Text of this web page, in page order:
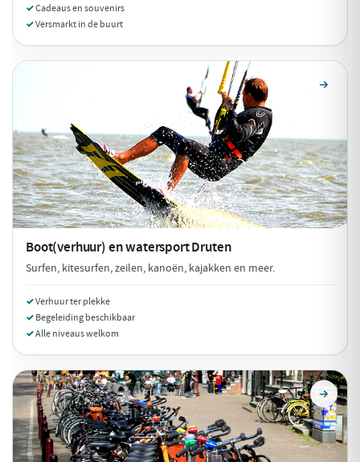
Cadeaus en souvenirs
Versmarkt in de buurt
Boot(verhuur) en watersportDruten
Surfen, kitesurfen, zeilen, kanoën, kajakken en meer.
Verhuur ter plekke
Begeleiding beschikbaar
Alle niveaus welkom